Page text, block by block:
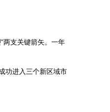
两支关键箭矢。一年
功进入三个新区域市